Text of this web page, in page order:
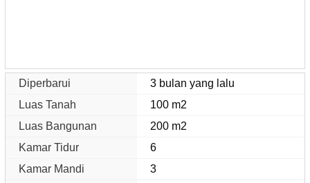
Diperbarui
3 bulan yang lalu
Luas Tanah
100 m2
Luas Bangunan
200 m2
Kamar Tidur
6
Kamar Mandi
3